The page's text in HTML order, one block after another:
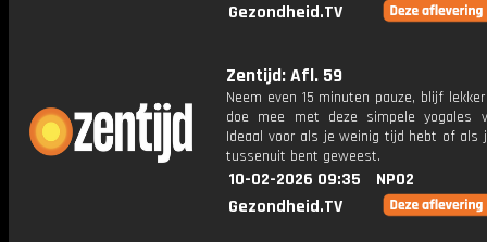
Gezondheid.TV
Zentijd: Afl. 59
Neem even 15 minuten pauze, blijf
doe mee met deze simpele yogales
Ideaal voor als je weinig tijd hebt of als
tussenuit bent geweest.
10-02-2026 09:35
NPO2
Gezondheid.TV